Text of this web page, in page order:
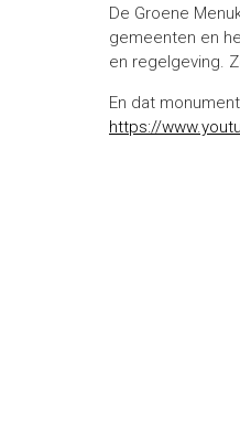
De Groene
gemeenten en
en regelgeving.
En dat
https://